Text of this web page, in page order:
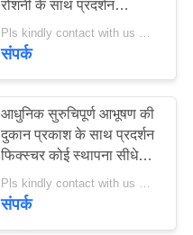
रोशनी के साथ प्रदर्शन
अलमारियाँ
Pls kindly contact with us MOQ:1 दुकान या 5 सेट
संपर्क
आधुनिक सुरुचिपूर्ण आभूषण की
दुकान प्रकाश के साथ प्रदर्शन
फिक्स्चर कोई स्थापना सीधे
इस्तेमाल किया
Pls kindly contact with us MOQ:1 दुकान या 5 सेट
संपर्क